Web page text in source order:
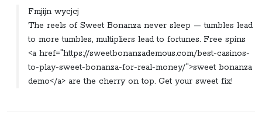
Fmjijn wycjcj
The reels of Sweet Bonanza never sleep — tumbles lead
to more tumbles, multipliers lead to fortunes. Free spins
<a href="https://sweetbonanzademous.com/best-casinos-
to-play-sweet-bonanza-for-real-money/">sweet bonanza
demo</a> are the cherry on top. Get your sweet fix!